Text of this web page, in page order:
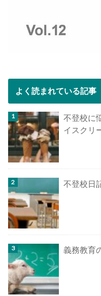
よく読まれている記事
不登校に
イスクリ
不登校日
義務教育